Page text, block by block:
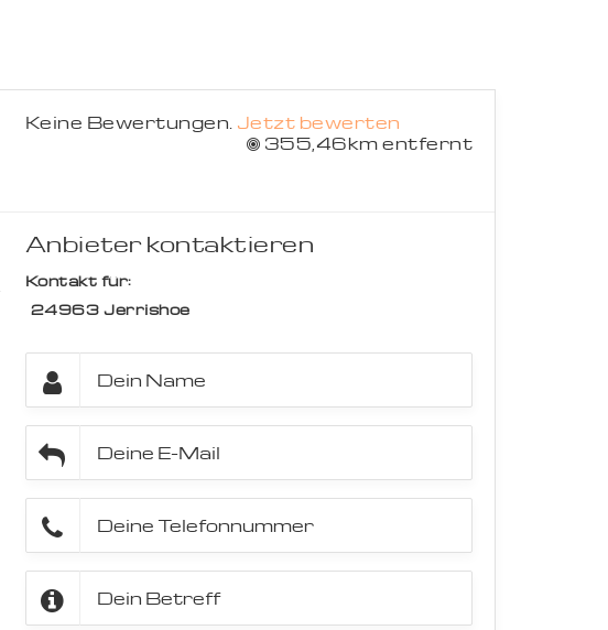
Keine Bewertungen. Jetzt bewerten
355,46km entfernt
Anbieter kontaktieren
Kontakt für:
24963 Jerrishoe